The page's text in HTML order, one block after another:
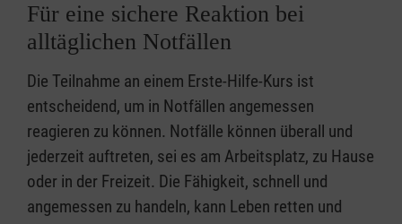
Für eine sichere Reaktion bei
alltäglichen Notfällen
Die Teilnahme an einem Erste-Hilfe-Kurs ist
entscheidend, um in Notfällen angemessen
reagieren zu können. Notfälle können überall und
jederzeit auftreten, sei es am Arbeitsplatz, zu Hause
oder in der Freizeit. Die Fähigkeit, schnell und
angemessen zu handeln, kann Leben retten und